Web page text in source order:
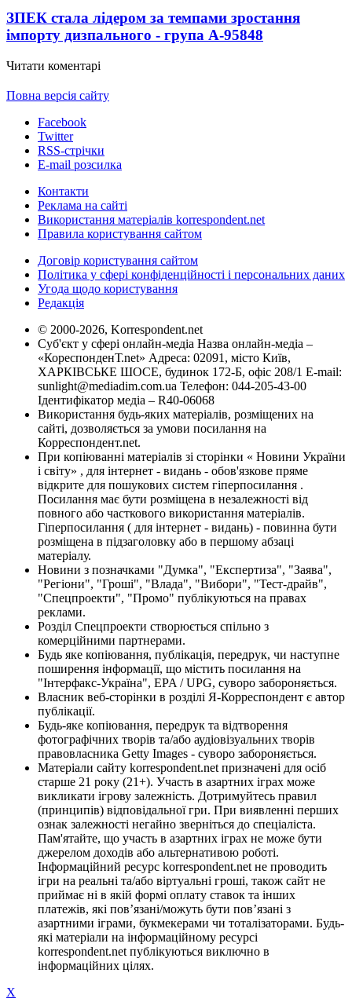
ЗПЕК стала лідером за темпами зростання
імпорту дизпального - група А-95848
Читати коментарі
Повна версія сайту
Facebook
Twitter
RSS-стрічки
E-mail розсилка
Контакти
Реклама на сайті
Використання матеріалів korrespondent.net
Правила користування сайтом
Договір користування сайтом
Політика у сфері конфіденційності і персональних даних
Угода щодо користування
Редакція
© 2000-2026, Korrespondent.net
Суб'єкт у сфері онлайн-медіа Назва онлайн-медіа –
«КореспонденТ.net» Адреса: 02091, місто Київ,
ХАРКІВСЬКЕ ШОСЕ, будинок 172-Б, офіс 208/1 E-mail:
sunlight@mediadim.com.ua Телефон: 044-205-43-00
Ідентифікатор медіа – R40-06068
Використання будь-яких матеріалів, розміщених на
сайті, дозволяється за умови посилання на
Корреспондент.net.
При копіюванні матеріалів зі сторінки « Новини України
і світу» , для інтернет - видань - обов'язкове пряме
відкрите для пошукових систем гіперпосилання .
Посилання має бути розміщена в незалежності від
повного або часткового використання матеріалів.
Гіперпосилання ( для інтернет - видань) - повинна бути
розміщена в підзаголовку або в першому абзаці
матеріалу.
Новини з позначками "Думка", "Експертиза", "Заява",
"Регіони", "Гроші", "Влада", "Вибори", "Тест-драйв",
"Спецпроекти", "Промо" публікуються на правах
реклами.
Розділ Спецпроекти створюється спільно з
комерційними партнерами.
Будь яке копіювання, публікація, передрук, чи наступне
поширення інформації, що містить посилання на
"Інтерфакс-Україна", EPA / UPG, суворо забороняється.
Власник веб-сторінки в розділі Я-Корреспондент є автор
публікації.
Будь-яке копіювання, передрук та відтворення
фотографічних творів та/або аудіовізуальних творів
правовласника Getty Images - суворо забороняється.
Матеріали сайту korrespondent.net призначені для осіб
старше 21 року (21+). Участь в азартних іграх може
викликати ігрову залежність. Дотримуйтесь правил
(принципів) відповідальної гри. При виявленні перших
ознак залежності негайно зверніться до спеціаліста.
Пам'ятайте, що участь в азартних іграх не може бути
джерелом доходів або альтернативою роботі.
Інформаційний ресурс korrespondent.net не проводить
ігри на реальні та/або віртуальні гроші, також сайт не
приймає ні в якій формі оплату ставок та інших
платежів, які пов’язані/можуть бути пов’язані з
азартними іграми, букмекерами чи тоталізаторами. Будь-
які матеріали на інформаційному ресурсі
korrespondent.net публікуються виключно в
інформаційних цілях.
X